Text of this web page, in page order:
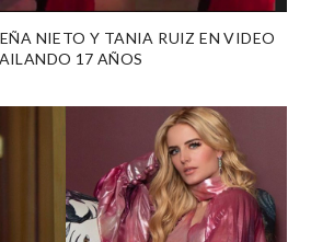
NIETO Y TANIA RUIZ EN VIDEO
17 AÑOS